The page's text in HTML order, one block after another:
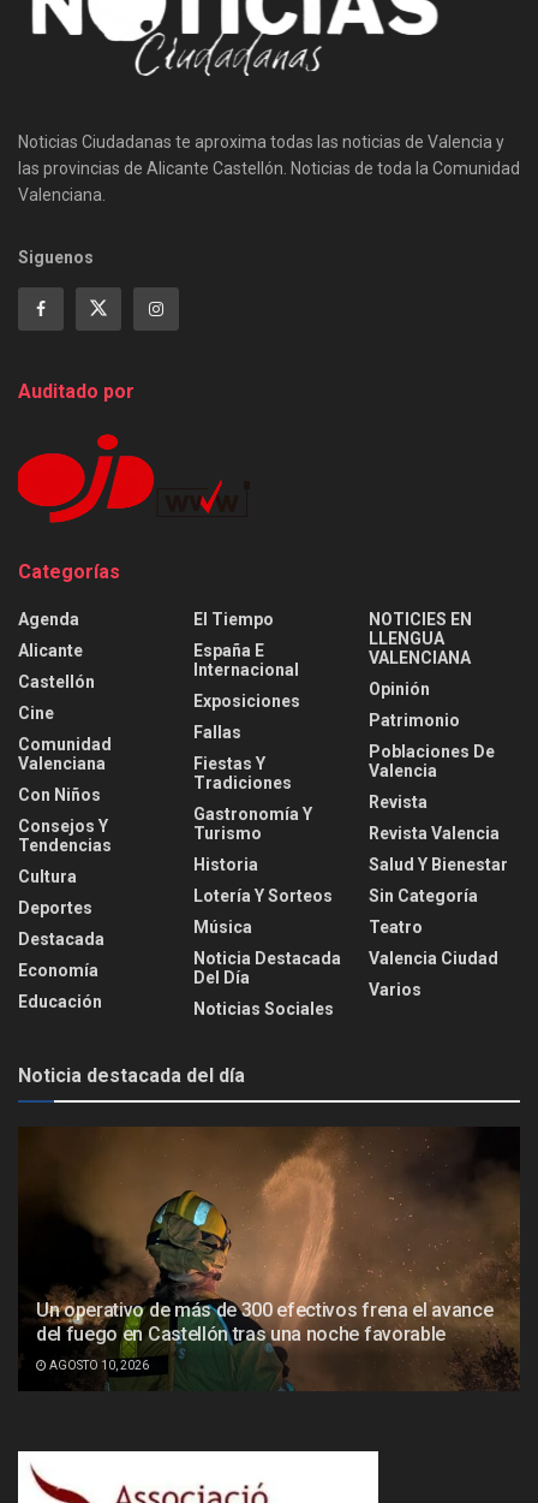
Noticias Ciudadanas te aproxima todas las noticias de Valencia y
las provincias de Alicante Castellón. Noticias de toda la Comunidad
Valenciana.
Siguenos
Auditado por
Categorías
Agenda
Alicante
Castellón
Cine
Comunidad
Valenciana
Con Niños
Consejos Y
Tendencias
Cultura
Deportes
Destacada
Economía
Educación
El Tiempo
España E
Internacional
Exposiciones
Fallas
Fiestas Y
Tradiciones
Gastronomía Y
Turismo
Historia
Lotería Y Sorteos
Música
Noticia Destacada
Del Día
Noticias Sociales
NOTICIES EN
LLENGUA
VALENCIANA
Opinión
Patrimonio
Poblaciones De
Valencia
Revista
Revista Valencia
Salud Y Bienestar
Sin Categoría
Teatro
Valencia Ciudad
Varios
Noticia destacada del día
Un operativo de más de 300 efectivos frena el avance
del fuego en Castellón tras una noche favorable
AGOSTO 10, 2026